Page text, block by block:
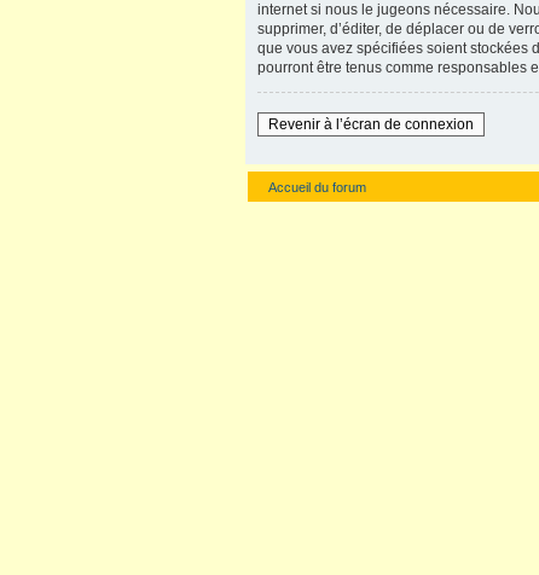
internet si nous le jugeons nécessaire.
supprimer, d’éditer, de déplacer ou de
que vous avez spécifiées soient stockées
pourront être tenus comme responsables
Revenir à l’écran de connexion
Accueil du forum